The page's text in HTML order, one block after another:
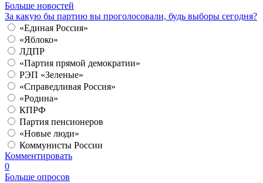
Больше новостей
За какую бы партию вы проголосовали, будь выборы сегодня?
«Единая Россия»
«Яблоко»
ЛДПР
«Партия прямой демократии»
РЭП «Зеленые»
«Справедливая Россия»
«Родина»
КПРФ
Партия пенсионеров
«Новые люди»
Коммунисты России
Комментировать
0
Больше опросов